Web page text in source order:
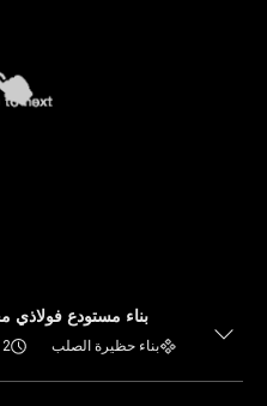
بناء مستودع فولاذي
بناء حظيرة الصلب